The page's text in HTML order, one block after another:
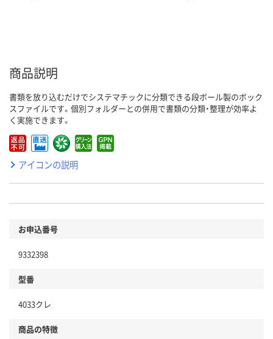
商品説明
書類を放り込むだけでシステマチックに分類できる段ボール製のボック
スファイルです。個別フォルダーとの併用で書類の分類・整理が効率よ
く実施できます。
アイコンの説明
お申込番号
9332398
型番
4033クレ
商品の特徴